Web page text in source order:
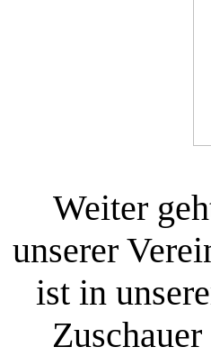
Weiter
unserer
ist in